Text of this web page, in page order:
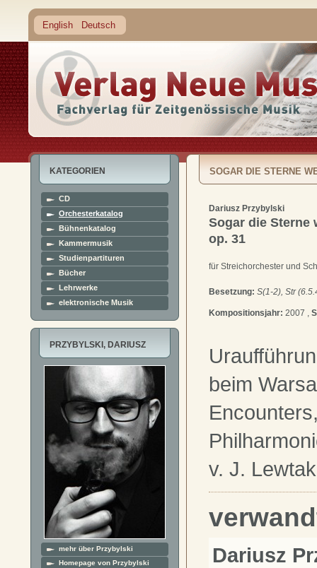
English Deutsch
KATEGORIEN
CD
Orchesterkatalog
Bühnenkatalog
Kammermusik
Studienpartituren
Bücher
Lehrwerke
elektronische Musik
PRZYBYLSKI, DARIUSZ
mehr über Przybylski
Homepage von Przybylski
SOGAR DIE STERNE
Dariusz Przybylski
Sogar die Sterne
op. 31
für Streichorchester und
Besetzung: S(1-2), Str
Kompositionsjahr: 2007 ,
beim
v. J. Lewtak
Dariusz